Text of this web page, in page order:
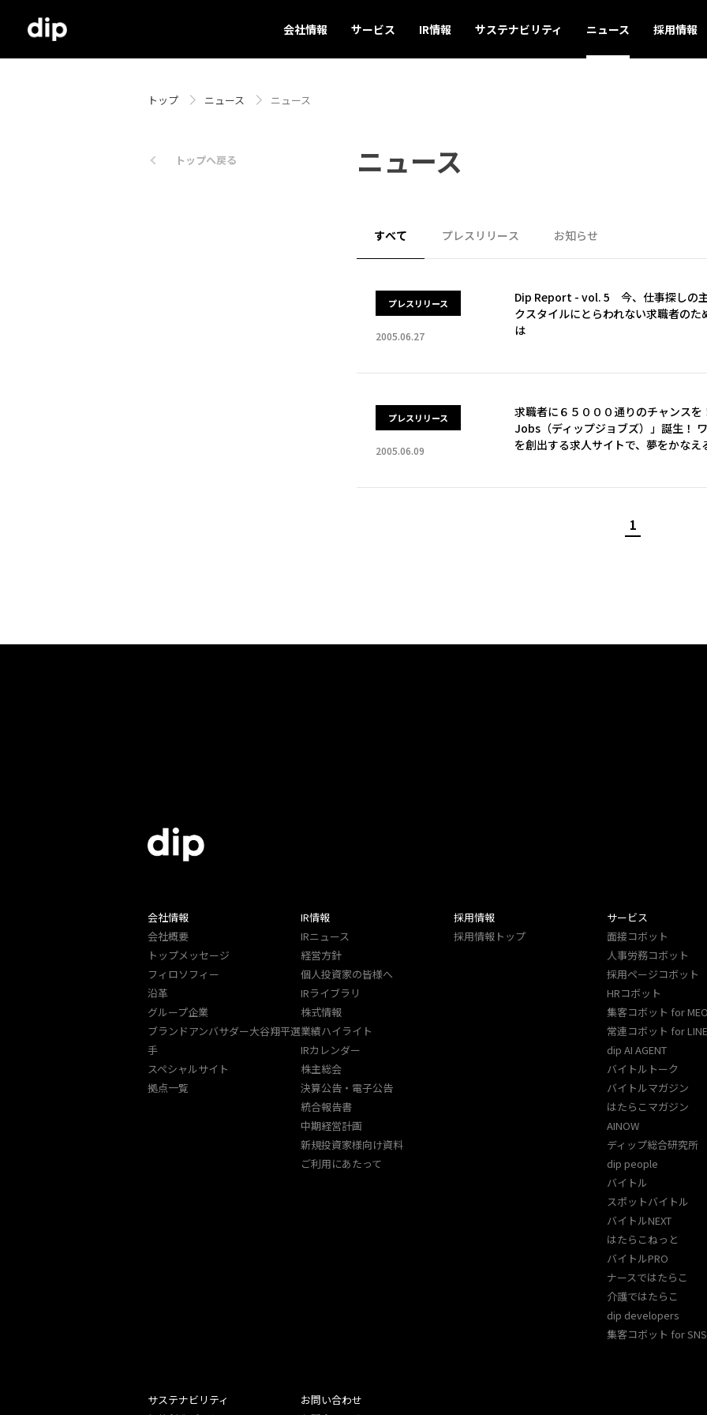
会社情報 サービス IR情報 サステナビリティ ニュース 採用情報
トップ ニュース ニュース
トップへ戻る ニュース
すべて プレスリリース お知らせ
プレスリリース
2005.06.27
Dip Report - vol. 5 今、仕事探しの
クスタイルにとらわれない求職者の
は
プレスリリース
2005.06.09
求職者に６５０００通りのチャンス
Jobs（ディップジョブズ）」誕生！
を創出する求人サイトで、夢をかなえ
1
会社情報
会社概要
トップメッセージ
フィロソフィー
沿革
グループ企業
ブランドアンバサダー大谷翔平選
手
スペシャルサイト
拠点一覧
IR情報
IRニュース
経営方針
個人投資家の皆様へ
IRライブラリ
株式情報
業績ハイライト
IRカレンダー
株主総会
決算公告・電子公告
統合報告書
中期経営計画
新規投資家様向け資料
ご利用にあたって
採用情報
採用情報トップ
サービス
面接コボット
人事労務コボット​
採用ページコボット​
HRコボット
集客コボット for MEO
常連コボット for LINE​
dip AI AGENT
バイトルトーク
バイトルマガジン
はたらこマガジン
AINOW
ディップ総合研究所
dip people
バイトル
スポットバイトル
バイトルNEXT
はたらこねっと
バイトルPRO
ナースではたらこ
介護ではたらこ
dip developers
集客コボット for
サステナビリティ
お問い合わせ